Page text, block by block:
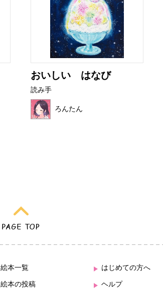
おいしい はなび
読み手
ろんたん
絵本一覧
絵本の投稿
はじめての方へ
ヘルプ